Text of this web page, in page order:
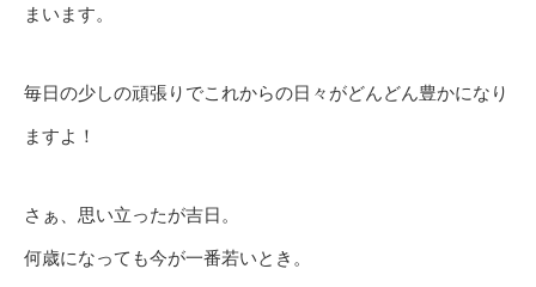
まいます。
毎日の少しの頑張りでこれからの日々がどんどん豊かになり
ますよ！
さぁ、思い立ったが吉日。
何歳になっても今が一番若いとき。